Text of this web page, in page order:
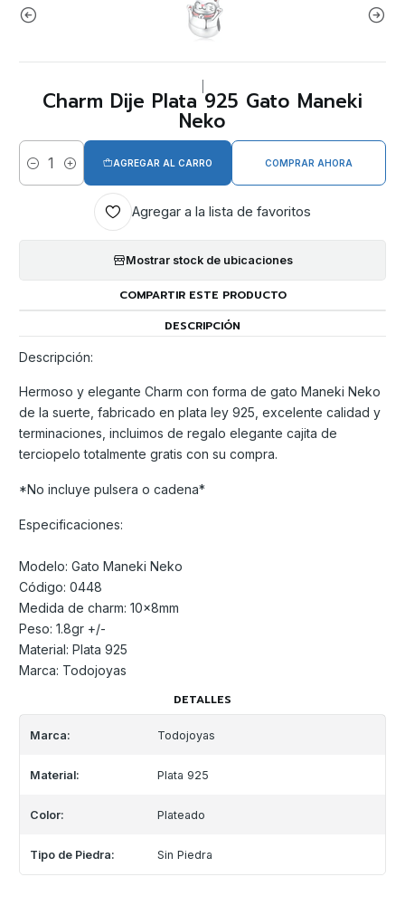
Charm Dije Plata 925 Gato Maneki
Neko
Cantidad
AGREGAR AL CARRO COMPRAR AHORA
Agregar a la lista de favoritos
Mostrar stock de ubicaciones
COMPARTIR ESTE PRODUCTO
DESCRIPCIÓN
Descripción:
Hermoso y elegante Charm con forma de gato Maneki Neko
de la suerte, fabricado en plata ley 925, excelente calidad y
terminaciones, incluimos de regalo elegante cajita de
terciopelo totalmente gratis con su compra.
*No incluye pulsera o cadena*
Especificaciones:
Modelo: Gato Maneki Neko
Código: 0448
Medida de charm: 10x8mm
Peso: 1.8gr +/-
Material: Plata 925
Marca: Todojoyas
DETALLES
Marca: Todojoyas
Material: Plata 925
Color: Plateado
Tipo de Piedra: Sin Piedra